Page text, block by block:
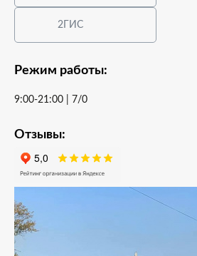
2ГИС
Режим работы:
9:00-21:00 | 7/0
Отзывы: